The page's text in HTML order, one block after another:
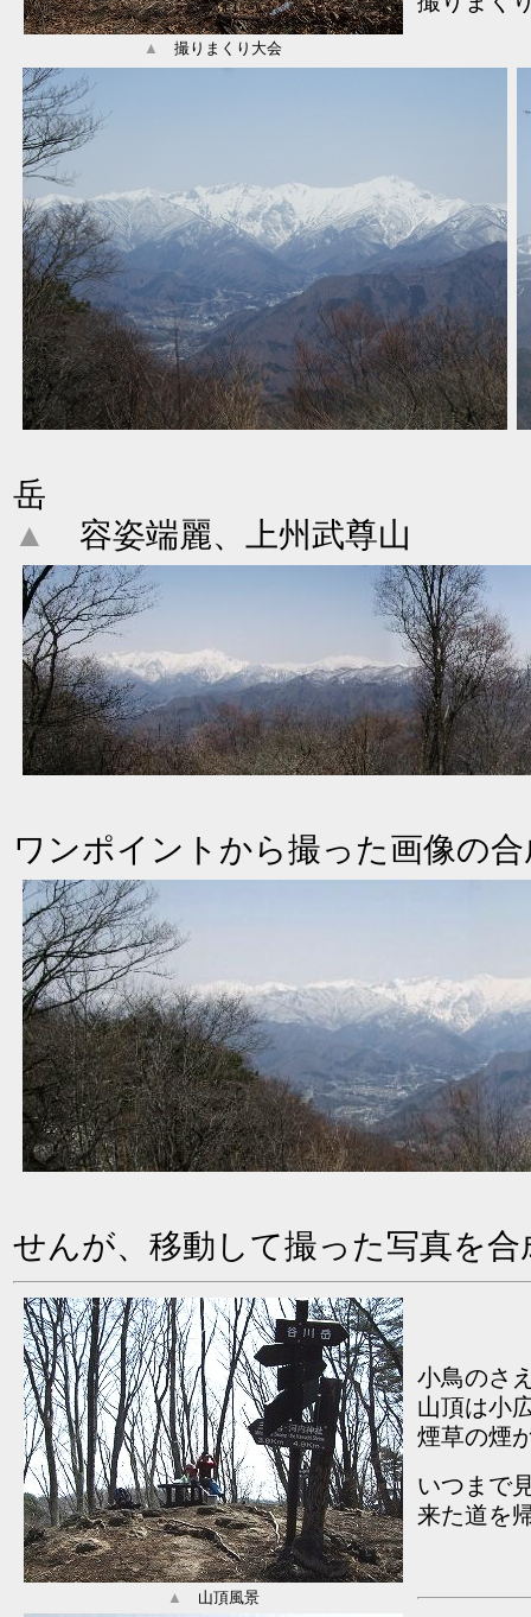
▲ 撮りまくり大会
岳
▲
容姿端麗、上州武尊山
ワンポイントから撮った画像の合
せんが、移動して撮った写真を
小鳥のさ
山頂は小
煙草の煙
いつまで
来た道を
▲ 山頂風景